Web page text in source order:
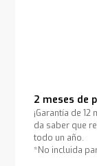
2 meses de
¡Garantía de
da saber que
todo un año.
*No incluida